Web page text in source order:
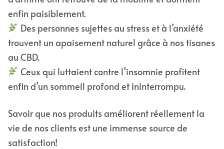
enfin paisiblement.
Des personnes sujettes au stress et à l’anxiété
trouvent un apaisement naturel grâce à nos tisanes
au CBD.
Ceux qui luttaient contre l’insomnie profitent
enfin d’un sommeil profond et ininterrompu.
Savoir que nos produits améliorent réellement la
vie de nos clients est une immense source de
satisfaction!